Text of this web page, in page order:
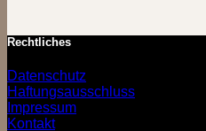
Rechtliches
Datenschutz
Haftungsausschluss
Impressum
Kontakt